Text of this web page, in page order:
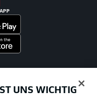
UNS WICHTIG